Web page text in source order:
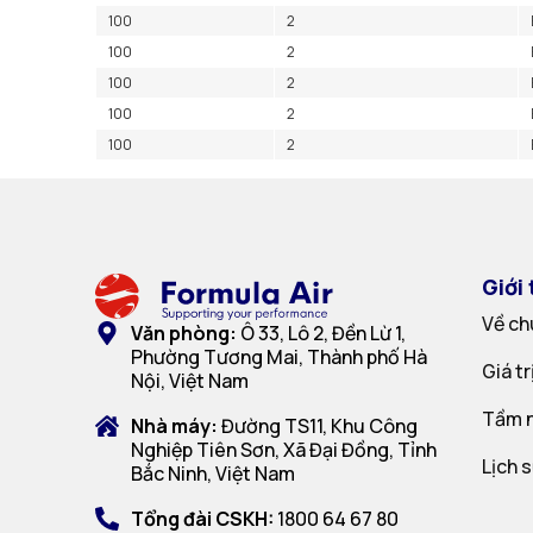
100
2
100
2
100
2
100
2
100
2
Văn phòng: Ô 33, Lô 2, Đền Lừ 1,
Phường Tương Mai, Thành phố Hà
Nội, Việt Nam
Nhà máy: Đường TS11, Khu Công
Nghiệp Tiên Sơn, Xã Đại Đồng, Tỉnh
Bắc Ninh, Việt Nam
Tổng đài CSKH: 1800 64 67 80
Giới
Về
Giá
Tầm
Lịch